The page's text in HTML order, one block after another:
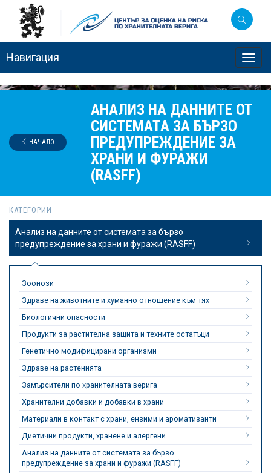
Навигация
АНАЛИЗ НА ДАННИТЕ ОТ
СИСТЕМАТА ЗА БЪРЗО
ПРЕДУПРЕЖДЕНИЕ ЗА
ХРАНИ И ФУРАЖИ
(RASFF)
НАЧАЛО
КАТЕГОРИИ
Анализ на данните от системата за бързо
предупреждение за храни и фуражи (RASFF)
Зоонози
Здраве на животните и хуманно отношение към тях
Биологични опасности
Продукти за растителна защита и техните остатъци
Генетично модифицирани организми
Здраве на растенията
Замърсители по хранителната верига
Хранителни добавки и добавки в храни
Материали в контакт с храни, ензими и ароматизанти
Диетични продукти, хранене и алергени
Анализ на данните от системата за бързо
предупреждение за храни и фуражи (RASFF)